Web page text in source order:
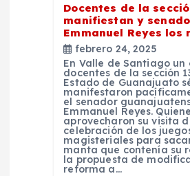
Docentes de la
manifiestan y
Emmanuel Reyes los
febrero 24, 2025
En Valle de Santiago un
docentes de la sección
Estado de Guanajuato
manifestaron
el senador
Emmanuel Reyes.
aprovecharon su visita
celebración de los
magisteriales para
manta que contenía su
la propuesta de
reforma a…